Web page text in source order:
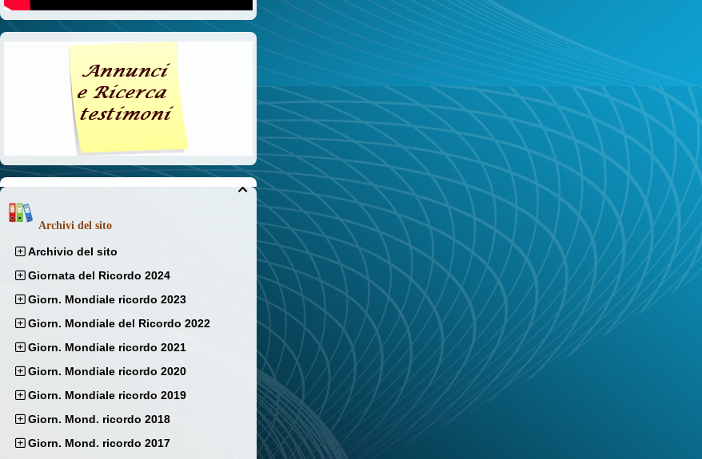

Archivi del sito
Archivio del sito
Giornata del Ricordo 2024
Giorn. Mondiale ricordo 2023
Giorn. Mondiale del Ricordo 2022
Giorn. Mondiale ricordo 2021
Giorn. Mondiale ricordo 2020
Giorn. Mondiale ricordo 2019
Giorn. Mond. ricordo 2018
Giorn. Mond. ricordo 2017